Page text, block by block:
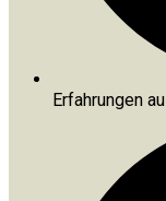
Erfahrungen